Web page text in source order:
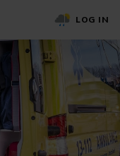
LOG IN